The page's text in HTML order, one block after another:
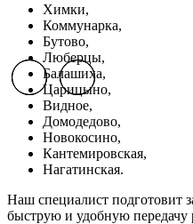
Химки,
Коммунарка,
Бутово,
Люберцы,
Балашиха,
Царицыно,
Видное,
Домодедово,
Новокосино,
Кантемировская,
Нагатинская.
Наш специалист подготовит
быструю и удобную передачу
Previous slide
Next slide
Previous slide
Next slide
Previous slide
Next slide